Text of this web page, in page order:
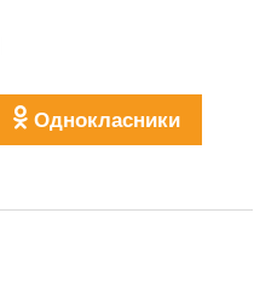
Однокласники